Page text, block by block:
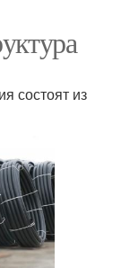
состоят из